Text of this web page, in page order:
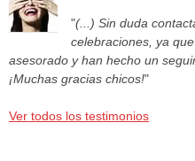
"(...) Sin duda
celebraciones, ya
asesorado y han hecho un
¡Muchas gracias chicos!"
Ver todos los testimonios